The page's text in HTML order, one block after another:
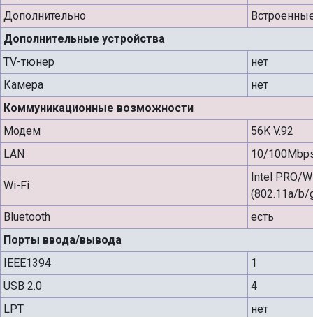
Дополнительно
Дополнительные устройства
TV-тюнер
нет
Камера
нет
Коммуникационные возможности
Модем
56K V.92
LAN
10/
Wi-Fi
Intel PRO/
(802.11a/b/
Bluetooth
есть
Порты ввода/вывода
IEEE1394
1
USB 2.0
4
LPT
нет